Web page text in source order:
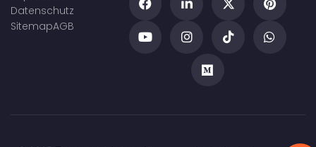
Datenschutz
SitemapAGB